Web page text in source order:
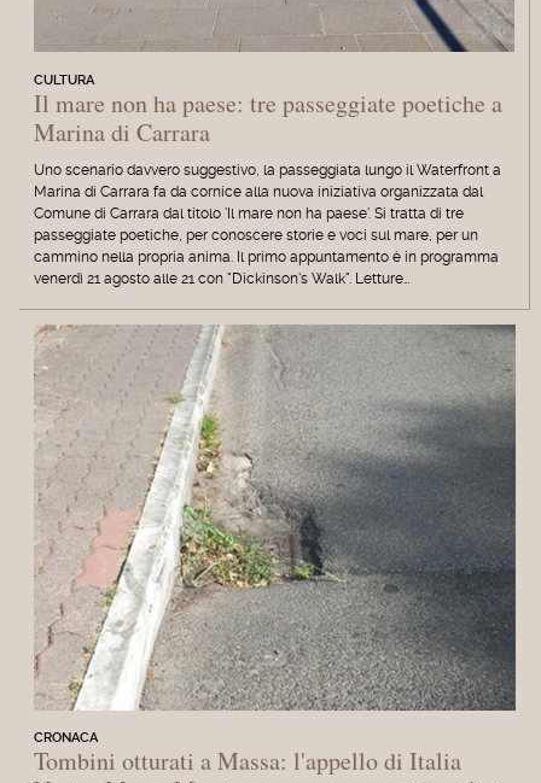
CULTURA
Il mare non ha paese: tre passeggiate poetiche a
Marina di Carrara
Uno scenario davvero suggestivo, la passeggiata lungo il Waterfront a
Marina di Carrara fa da cornice alla nuova iniziativa organizzata dal
Comune di Carrara dal titolo 'Il mare non ha paese'. Si tratta di tre
passeggiate poetiche, per conoscere storie e voci sul mare, per un
cammino nella propria anima. Il primo appuntamento è in programma
venerdì 21 agosto alle 21 con "Dickinson's Walk". Letture…
CRONACA
Tombini otturati a Massa: l'appello di Italia